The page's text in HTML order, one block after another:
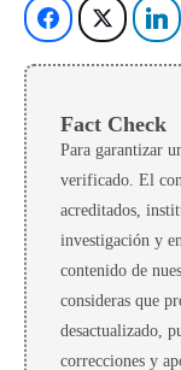
Fact Check
Para garantizar
verificado. El
acreditados,
investigación y
contenido de
consideras que
desactualizado,
correcciones y